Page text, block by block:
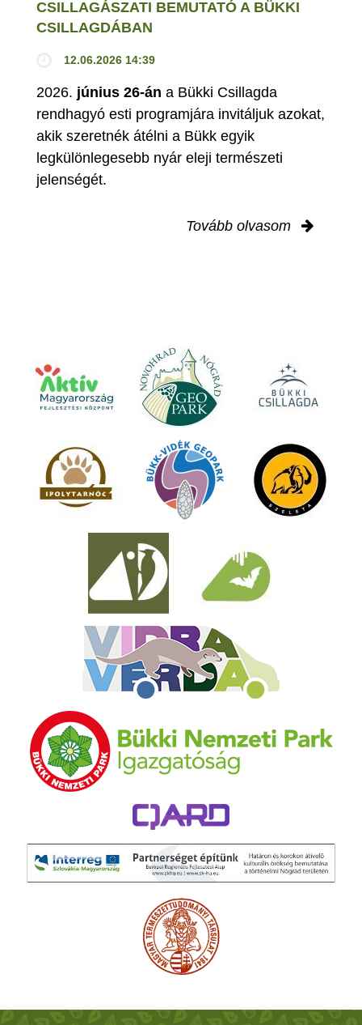
CSILLAGÁSZATI BEMUTATÓ A BÜKKI
CSILLAGDÁBAN
12.06.2026 14:39
2026. június 26-án a Bükki Csillagda
rendhagyó esti programjára invitáljuk azokat,
akik szeretnék átélni a Bükk egyik
legkülönlegesebb nyár eleji természeti
jelenségét.
Tovább olvasom